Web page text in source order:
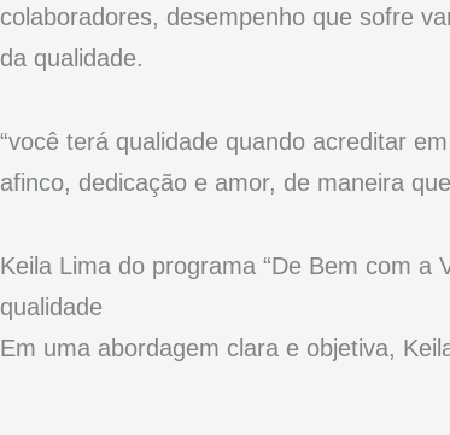
colaboradores, desempenho que sofre
da qualidade.
“você terá qualidade quando acreditar
afinco, dedicação e amor, de maneira
Keila Lima do programa “De Bem com a
qualidade
Em uma abordagem clara e objetiva,